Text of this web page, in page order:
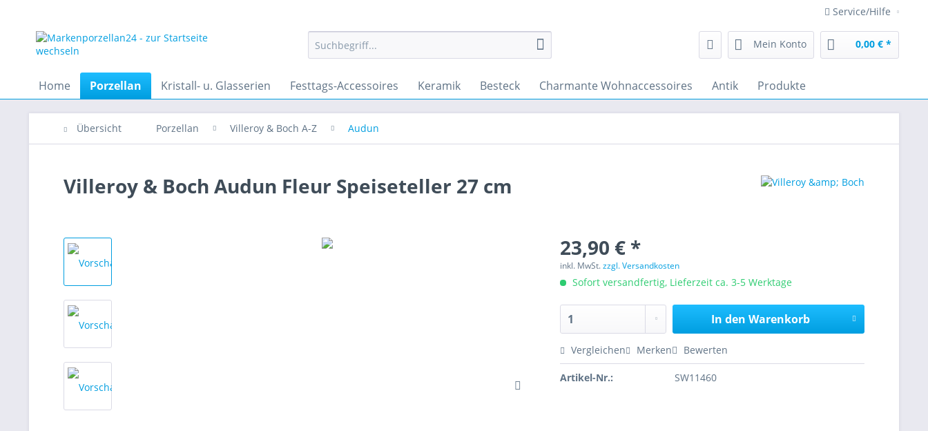
Service/Hilfe
Mein Konto 0,00 € *
Home Porzellan Kristall- u. Glasserien Festtags-Accessoires Keramik Besteck Charmante Wohnaccessoires Antik Produkte
Übersicht Porzellan Villeroy & Boch A-Z Audun
Villeroy & Boch Audun Fleur Speiseteller 27 cm
23,90 € *
inkl. MwSt.zzgl. Versandkosten
Sofort versandfertig, Lieferzeit ca. 3-5 Werktage
In den Warenkorb
Vergleichen Merken Bewerten
Artikel-Nr.: SW11460